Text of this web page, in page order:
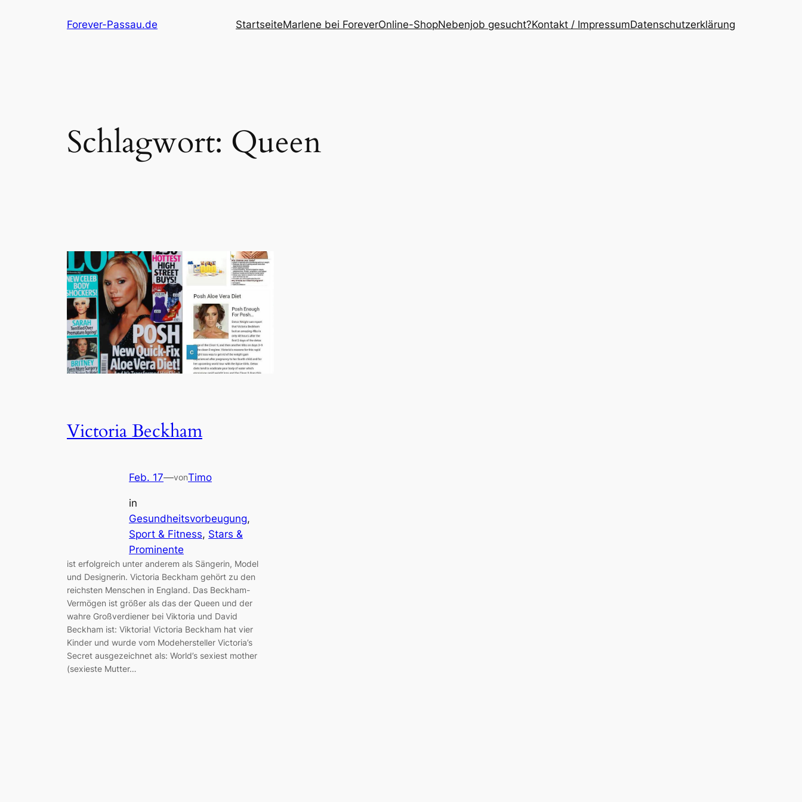
Forever-Passau.de StartseiteMarlene bei ForeverOnline-ShopNebenjob gesucht?Kontakt / ImpressumDatenschutzerklärung
Schlagwort: Queen
Victoria Beckham
Feb. 17—vonTimo
in
Gesundheitsvorbeugung
Sport & Fitness, Stars &
Prominente
ist erfolgreich unter anderem als Sängerin, Model
und Designerin. Victoria Beckham gehört zu den
reichsten Menschen in England. Das Beckham-
Vermögen ist größer als das der Queen und der
wahre Großverdiener bei Viktoria und David
Beckham ist: Viktoria! Victoria Beckham hat vier
Kinder und wurde vom Modehersteller Victoria’s
Secret ausgezeichnet als: World’s sexiest mother
(sexieste Mutter…